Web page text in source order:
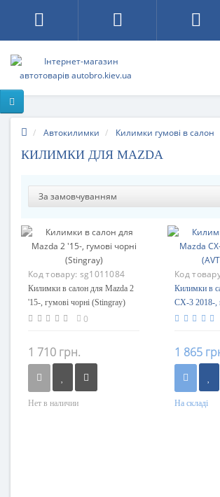
Автокилимки Килимки гумові в салон
КИЛИМКИ ДЛЯ MAZDA
Код товару: sg1011084
Килимки в салон для Mazda 2
'15-, гумові чорні (Stingray)
0
1 710 грн.
Нет в наличии
Код
Килимки в
CX-3 2018-,
Gumm)
1 865
На складі